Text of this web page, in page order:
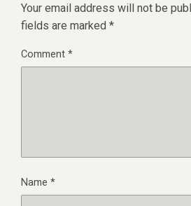
Your email address will not be
fields are marked *
Comment*
Name *